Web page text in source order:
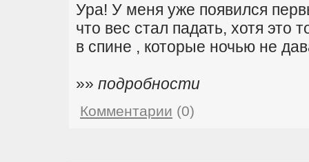
Ура! У меня уже появился
что вес стал падать, хотя
в спине , которые ночью не
»» подробности
Комментарии (0)